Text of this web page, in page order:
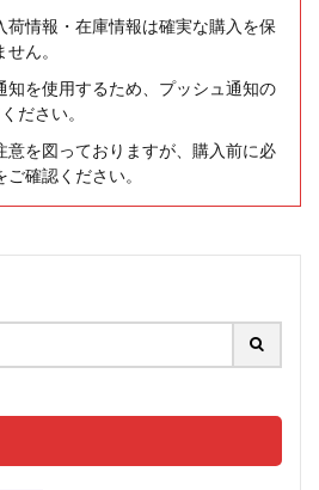
荷情報・在庫情報は確実な購入を保
ん。
知を使用するため、プッシュ通知の
ださい。
意を図っておりますが、購入前に必
確認ください。